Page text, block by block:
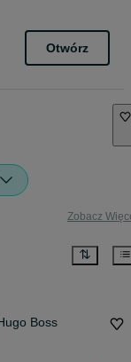
Otwórz
Zobacz
Boss